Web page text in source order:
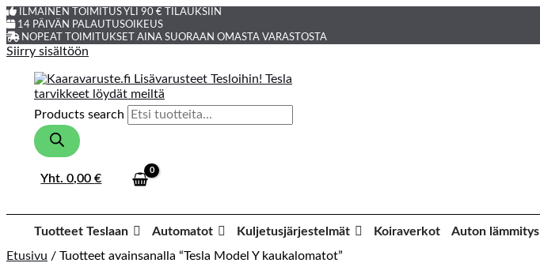
ILMAINEN TOIMITUS YLI 90 € TILAUKSIIN
14 PÄIVÄN PALAUTUSOIKEUS
NOPEAT TOIMITUKSET AINA SUORAAN OMASTA VARASTOSTA
Siirry sisältöön
Products search
Yht.0,00€
Tuotteet Teslaan Automatot Kuljetusjärjestelmät Koiraverkot Auton lämmitys
Etusivu / Tuotteet avainsanalla “Tesla Model Y kaukalomatot”